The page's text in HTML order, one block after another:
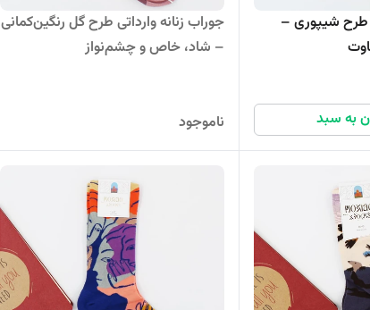
طرح شیپوری –
به سبد
جوراب زنانه وارداتی طرح گل رنگین‌کمانی
– شاد، خاص و چشم‌نواز
ناموجود